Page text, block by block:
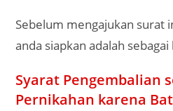
Sebelum mengajukan surat
anda siapkan adalah
Syarat Pengembalian
Pernikahan karena